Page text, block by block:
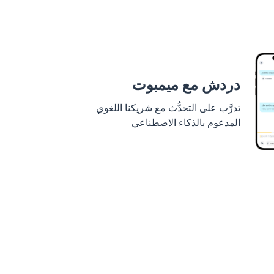
دردش مع ميمبوت
تدرَّب على التحدُّث مع شريكنا اللغوي
المدعوم بالذكاء الاصطناعي